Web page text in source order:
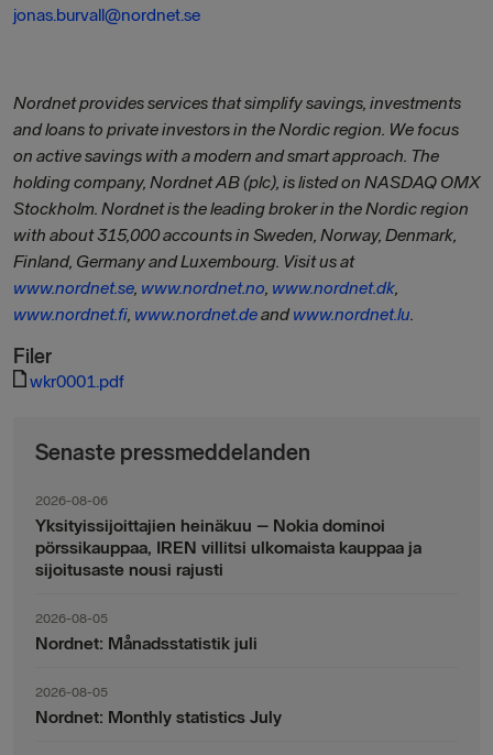
jonas.burvall@nordnet.se
Nordnet provides services that simplify savings, investments
and loans to private investors in the Nordic region. We focus
on active savings with a modern and smart approach. The
holding company, Nordnet AB (plc), is listed on NASDAQ OMX
Stockholm. Nordnet is the leading broker in the Nordic region
with about 315,000 accounts in Sweden, Norway, Denmark,
Finland, Germany and Luxembourg. Visit us at
www.nordnet.se, www.nordnet.no, www.nordnet.dk,
www.nordnet.fi, www.nordnet.deandwww.nordnet.lu.
Filer
wkr0001.pdf
Senaste pressmeddelanden
2026-08-06
Yksityissijoittajien heinäkuu – Nokia dominoi
pörssikauppaa, IREN villitsi ulkomaista kauppaa ja
sijoitusaste nousi rajusti
2026-08-05
Nordnet: Månadsstatistik juli
2026-08-05
Nordnet: Monthly statistics July